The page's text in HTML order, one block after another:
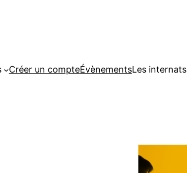
Créer un compteÉvènementsLes internats